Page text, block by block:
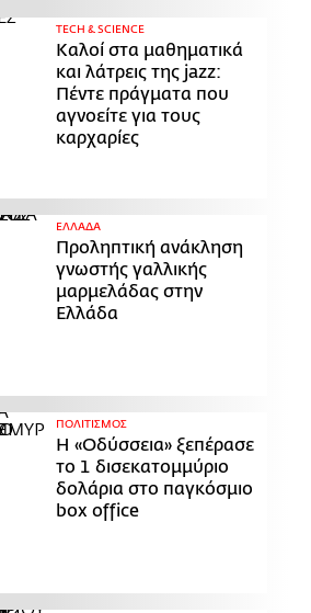
ΤECH & SCIENCE
Καλοί στα μαθηματικά
και λάτρεις της jazz:
Πέντε πράγματα που
αγνοείτε για τους
καρχαρίες
ΕΛΛΑΔΑ
Προληπτική ανάκληση
γνωστής γαλλικής
μαρμελάδας στην
Ελλάδα
ΠΟΛΙΤΙΣΜΟΣ
Η «Οδύσσεια» ξεπέρασε
το 1 δισεκατομμύριο
δολάρια στο παγκόσμιο
box office